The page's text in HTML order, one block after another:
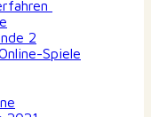
2
Spiele